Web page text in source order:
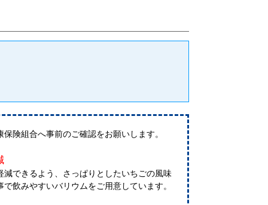
険組合へ事前のご確認をお願いします。
できるよう、さっぱりとしたいちごの風味
飲みやすいバリウムをご用意しています。